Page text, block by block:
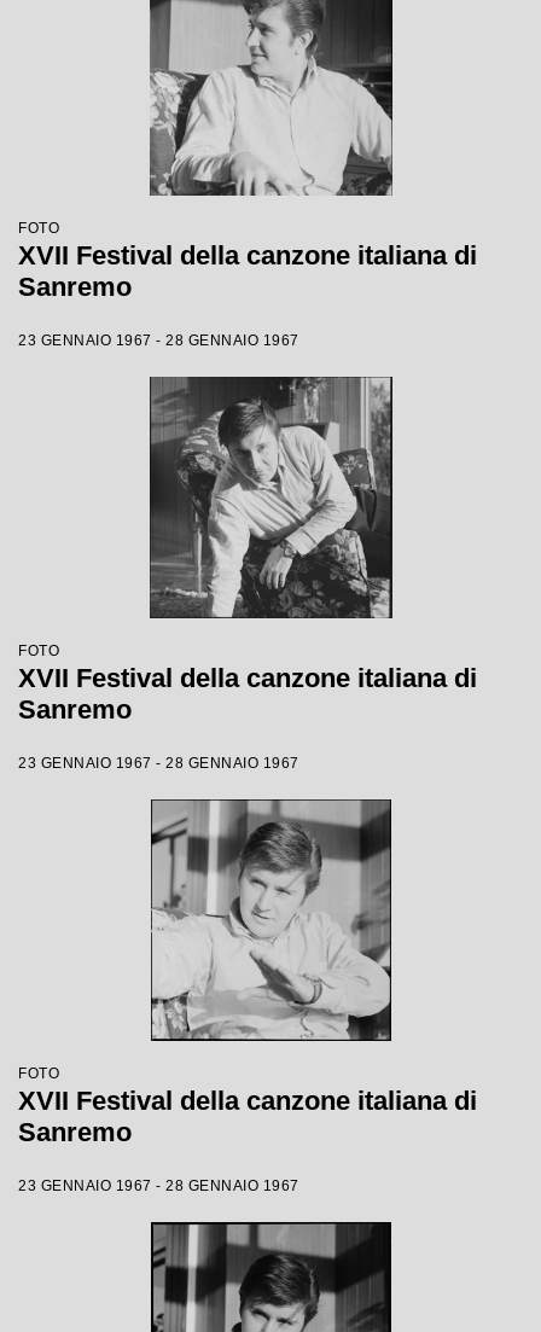
FOTO
XVII Festival della canzone italiana di
Sanremo
23 GENNAIO 1967 - 28 GENNAIO 1967
FOTO
XVII Festival della canzone italiana di
Sanremo
23 GENNAIO 1967 - 28 GENNAIO 1967
FOTO
XVII Festival della canzone italiana di
Sanremo
23 GENNAIO 1967 - 28 GENNAIO 1967